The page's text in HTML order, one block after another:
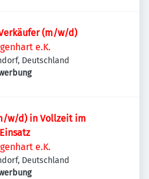
(m/w/d)
e.K.
Deutschland
e.K.
Deutschland